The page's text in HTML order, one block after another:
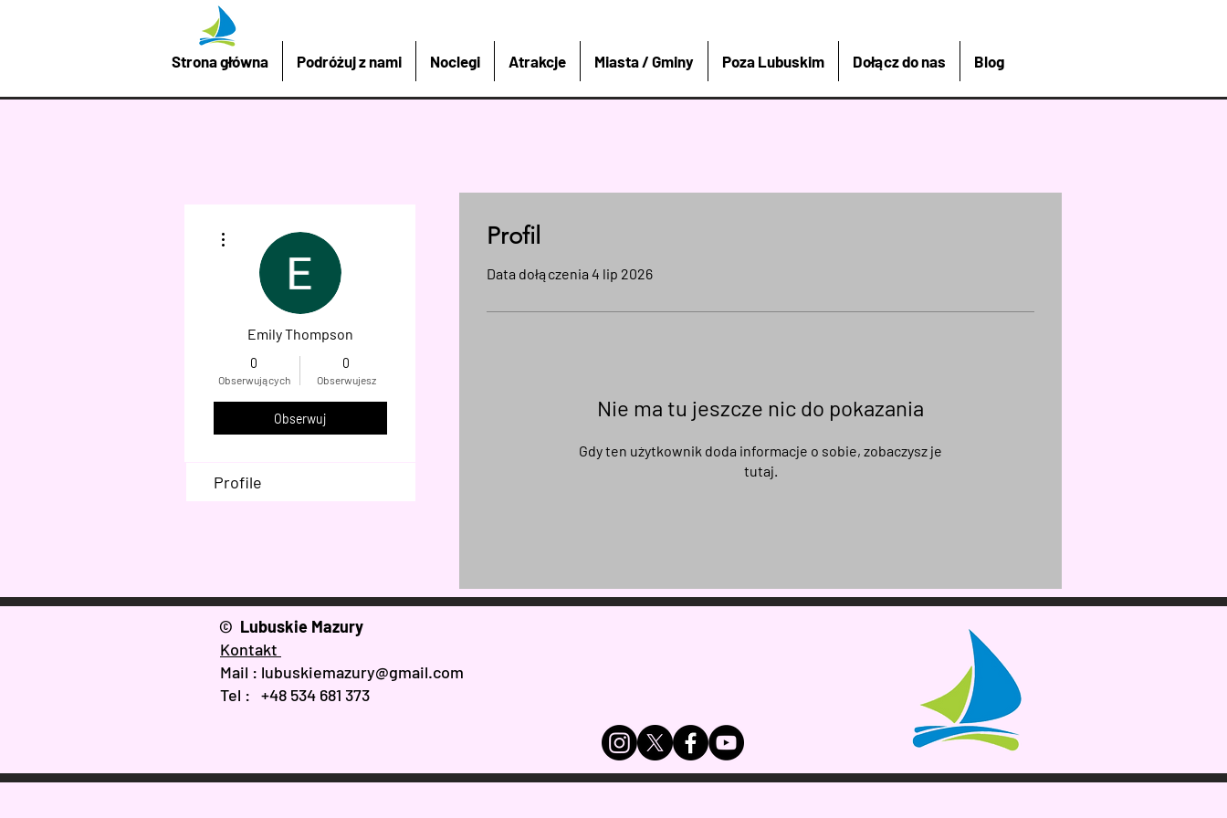
Strona główna Podróżuj z nami Noclegi Atrakcje Miasta / Gminy Poza Lubuskim Dołącz do nas Blog
Profil
Data dołączenia 4 lip 2026
Nie ma tu jeszcze nic do pokazania
Gdy ten użytkownik doda informacje o sobie, zobaczysz je
tutaj.
Emily Thompson
0
Obserwujących
0
Obserwujesz
Obserwuj
Profile
© Lubuskie Mazury
Kontakt
Mail : lubuskiemazury@gmail.com
Tel : +48 534 681 373